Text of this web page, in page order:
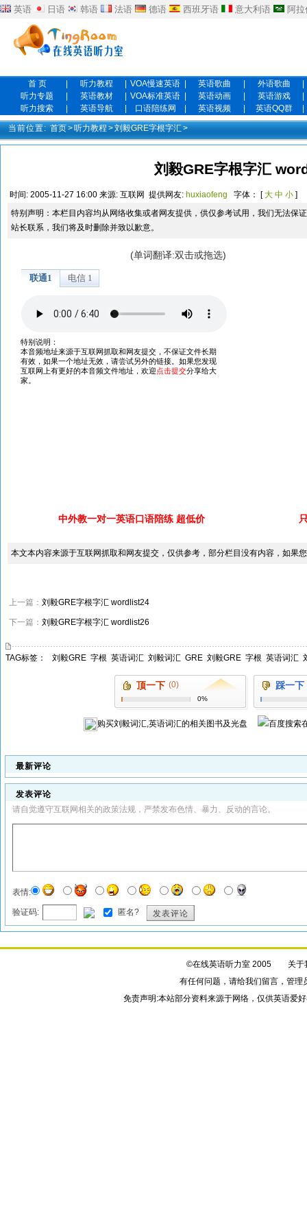
英语 日语 韩语 法语 德语 西班牙语 意大利语 阿
首 页 听力教程 VOA慢速英语 英语歌曲 外语歌曲
听力专题
英语教材 VOA标准英语 英语动画 英语游戏
听力搜索
英语导航 口语陪练网 英语视频 英语QQ群
当前位置: 首页>听力教程 >刘毅GRE字根字汇>
刘毅GRE字根字汇
时间: 2005-11-27 16:00 来源: 互联网 提供网友: huxiaofeng 字体： [大 中 小 ]
特别声明：本栏目内容均从网络收集或者网友提供，供仅参考试用，我们无法保
站长联系，我们将及时删除并致以歉意。
(单词翻译:双击或拖选)
中外教一对一英语口语陪练 超低价
本文本内容来源于互联网抓取和网友提交，仅供参考，部分栏目没有内容，如果
上一篇： 刘毅GRE字根字汇 wordlist24
下一篇： 刘毅GRE字根字汇 wordlist26
TAG标签： 刘毅GRE 字根 英语词汇 刘毅词汇 GRE 刘毅GRE 字根 英语词汇
顶一下 (0)
0%
踩一下
购买刘毅词汇,英语词汇的相关图书及光盘
最新评论
发表评论
请自觉遵守互联网相关的政策法规，严禁发布色情、暴力、反动的言论。
表情:
验证码: 匿名? 发表评论
©在线英语听力室 2005 关于
有任何问题，请给我们留言，管理
免责声明:本站部分资料来源于网络，仅供英语爱